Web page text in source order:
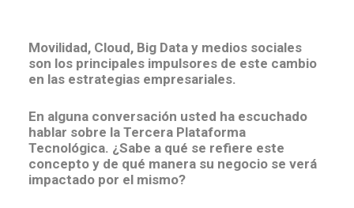
Movilidad, Cloud, Big Data y medios sociales
son los principales impulsores de este cambio
en las estrategias empresariales.
En alguna conversación usted ha escuchado
hablar sobre la Tercera Plataforma
Tecnológica. ¿Sabe a qué se refiere este
concepto y de qué manera su negocio se verá
impactado por el mismo?